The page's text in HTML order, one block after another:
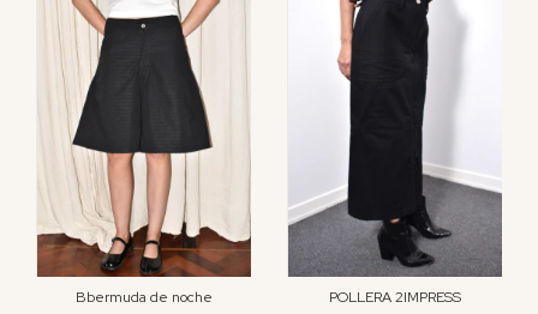
Bbermuda de noche
POLLERA 2IMPRESS